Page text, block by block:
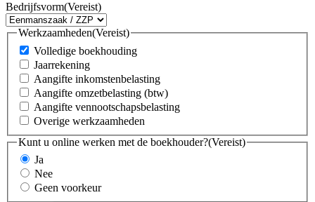
Bedrijfsvorm(Vereist)
Werkzaamheden(Vereist)
Volledige boekhouding
Jaarrekening
Aangifte inkomstenbelasting
Aangifte omzetbelasting (btw)
Aangifte vennootschapsbelasting
Overige werkzaamheden
Kunt u online werken met de boekhouder?(Vereist)
Ja
Nee
Geen voorkeur